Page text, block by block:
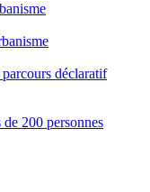
déclaratif
200 personnes